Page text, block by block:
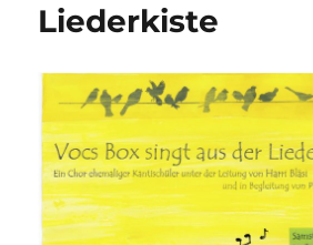
Liederkiste